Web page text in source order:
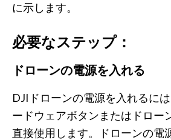
に示します。
必要なステップ：
ドローンの電源を入れる
DJIドローンの電源を入れるに
ードウェアボタンまたはドロー
直接使用します。ドローンの電